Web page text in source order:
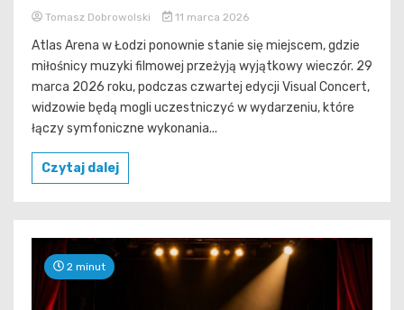
Tomasz Dobrowolski 11 marca 2026
Atlas Arena w Łodzi ponownie stanie się miejscem, gdzie
miłośnicy muzyki filmowej przeżyją wyjątkowy wieczór. 29
marca 2026 roku, podczas czwartej edycji Visual Concert,
widzowie będą mogli uczestniczyć w wydarzeniu, które
łączy symfoniczne wykonania...
Czytaj dalej
2 minut